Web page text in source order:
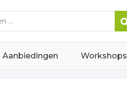
Aanbiedingen Workshops